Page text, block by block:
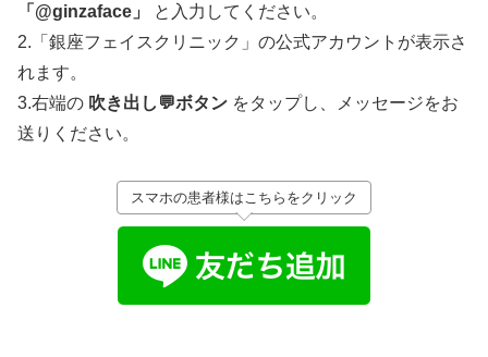
「@ginzaface」
と入力してください。
2.「銀座フェイスクリニック」の公式アカウントが表示さ
れます。
3.右端の 吹き出し💬ボタン をタップし、メッセージをお
送りください。
スマホの患者様はこちらをクリック